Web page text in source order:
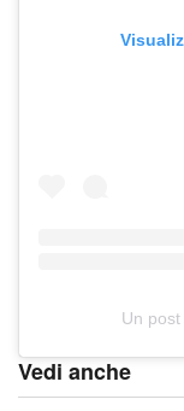
Un
Vedi anche